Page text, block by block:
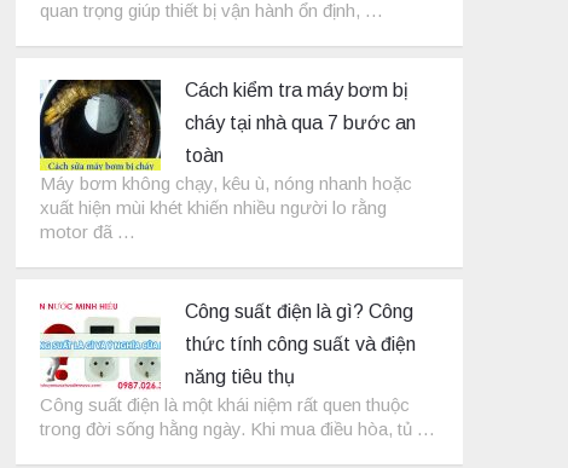
quan trọng giúp thiết bị vận hành ổn định, …
Cách kiểm tra máy bơm bị
cháy tại nhà qua 7 bước an
toàn
Máy bơm không chạy, kêu ù, nóng nhanh hoặc
xuất hiện mùi khét khiến nhiều người lo rằng
motor đã …
Công suất điện là gì? Công
thức tính công suất và điện
năng tiêu thụ
Công suất điện là một khái niệm rất quen thuộc
trong đời sống hằng ngày. Khi mua điều hòa, tủ …